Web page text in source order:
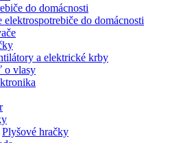
do domácnosti
elektrospotrebiče do domácnosti
a elektrické krby
o vlasy
Plyšové hračky